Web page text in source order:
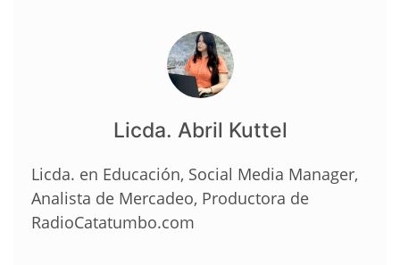
Licda. Abril Kuttel
Licda. en Educación, Social Media Manager,
Analista de Mercadeo, Productora de
RadioCatatumbo.com